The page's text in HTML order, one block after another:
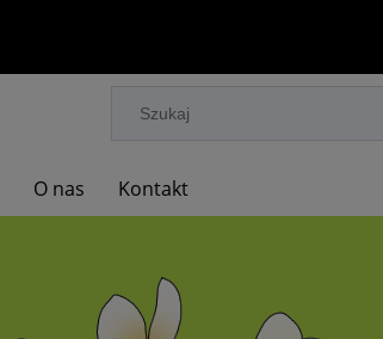
O nas Kontakt